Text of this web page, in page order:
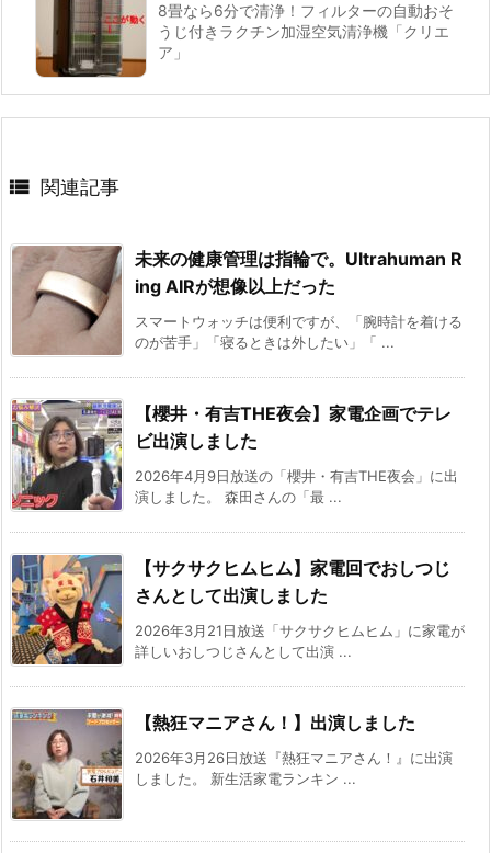
8畳なら6分で清浄！フィルターの自動おそ
うじ付きラクチン加湿空気清浄機「クリエ
ア」
 関連記事
未来の健康管理は指輪で。Ultrahuman R
ing AIRが想像以上だった
スマートウォッチは便利ですが、「腕時計を着ける
のが苦手」「寝るときは外したい」「 ...
【櫻井・有吉THE夜会】家電企画でテレ
ビ出演しました
2026年4月9日放送の「櫻井・有吉THE夜会」に出
演しました。 森田さんの「最 ...
【サクサクヒムヒム】家電回でおしつじ
さんとして出演しました
2026年3月21日放送「サクサクヒムヒム」に家電が
詳しいおしつじさんとして出演 ...
【熱狂マニアさん！】出演しました
2026年3月26日放送『熱狂マニアさん！』に出演
しました。 新生活家電ランキン ...